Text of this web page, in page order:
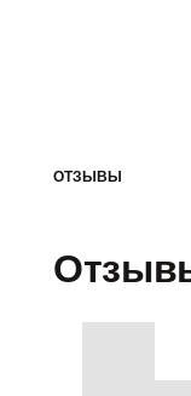
ОТЗЫВЫ